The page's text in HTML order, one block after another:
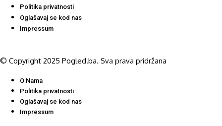
Politika privatnosti
Oglašavaj se kod nas
Impressum
© Copyright 2025 Pogled.ba. Sva prava pridržana
O Nama
Politika privatnosti
Oglašavaj se kod nas
Impressum